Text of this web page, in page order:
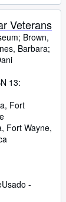
Veterans
; Brown,
Barbara;
13:
Fort
, Fort Wayne,
Usado -